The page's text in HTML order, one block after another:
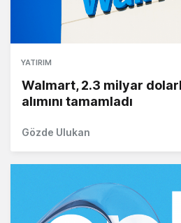
YATIRIM
Walmart, 2.3 milyar
alımını tamamladı
Gözde Ulukan